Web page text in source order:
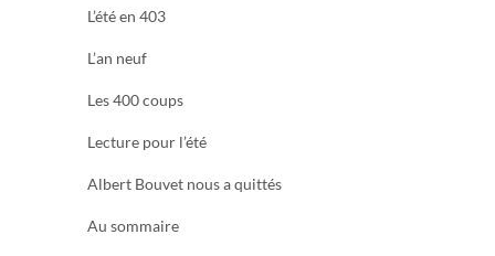
L’été en 403
L’an neuf
Les 400 coups
Lecture pour l’été
Albert Bouvet nous a quittés
Au sommaire